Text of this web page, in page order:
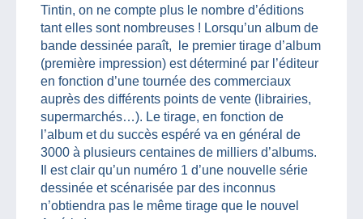
Tintin, on ne compte plus le nombre d’éditions
tant elles sont nombreuses ! Lorsqu’un album de
bande dessinée paraît, le premier tirage d’album
(première impression) est déterminé par l’éditeur
en fonction d’une tournée des commerciaux
auprès des différents points de vente (librairies,
supermarchés…). Le tirage, en fonction de
l’album et du succès espéré va en général de
3000 à plusieurs centaines de milliers d’albums.
Il est clair qu’un numéro 1 d’une nouvelle série
dessinée et scénarisée par des inconnus
n’obtiendra pas le même tirage que le nouvel